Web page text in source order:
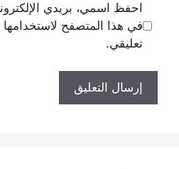
احفظ اسمي، بريدي
في هذا المتصفح لاستخدامها
تعليقي.